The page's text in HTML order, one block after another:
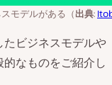
モデルがある（出典:
ビジネスモデルや
なものをご紹介し